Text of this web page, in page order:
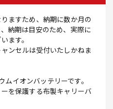
ますため、納期に数か月の
納期は目安のため、実際に
ます。
ンセルは受付いたしかねま
ムイオンバッテリーです。
を保護する布製キャリーバ